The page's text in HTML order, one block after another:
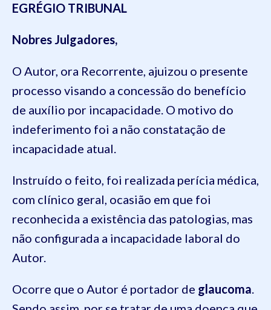
EGRÉGIO TRIBUNAL
Nobres Julgadores,
O Autor, ora Recorrente, ajuizou o presente
processo visando a concessão do benefício
de auxílio por incapacidade. O motivo do
indeferimento foi a não constatação de
incapacidade atual.
Instruído o feito, foi realizada perícia médica,
com clínico geral, ocasião em que foi
reconhecida a existência das patologias, mas
não configurada a incapacidade laboral do
Autor.
Ocorre que o Autor é portador de glaucoma.